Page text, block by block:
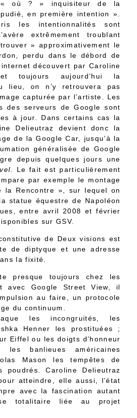
où ? » inquisiteur de la
en première intention ».
les intentionnalités sont
extrêmement troublant
» approximativement le
perdu dans le débord de
découvert par Caroline
toujours aujourd’hui la
lieu, on n’y retrouvera pas
capturée par l’artiste. Les
des serveurs de Google sont
à jour. Dans certains cas la
Delieutraz devient donc la
de la Google Car, jusqu’à la
généralisée de Google
depuis quelques jours une
. Le fait est particulièrement
par exemple le montage
la Rencontre », sur lequel on
statue équestre de Napoléon
entre avril 2008 et février
sur GSV.
de Deux visions est
de diptyque et une adresse
la fixité.
presque toujours chez les
avec Google Street View, il
au faire, un protocole
du continuum.
les incongruités, les
Henner les prostituées ;
Eiffel ou les doigts d’honneur
banlieues américaines
Mason les tempêtes de
poudrés. Caroline Delieutraz
atteindre, elle aussi, l’état
avec la fascination autant
totalitaire liée au projet